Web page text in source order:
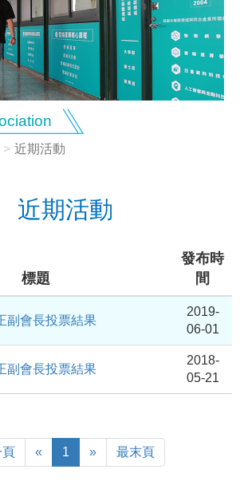
近期活動
近期活動
標題
發布時
間
副會長投票結果
2019-
06-01
副會長投票結果
2018-
05-21
First
Page
«Previous
1 »Next最末頁Last
Page